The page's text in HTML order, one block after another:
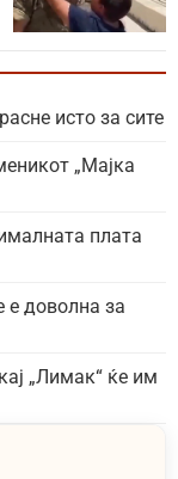
исто за сите
„Мајка
плата
е доволна за
„Лимак“ ќе им